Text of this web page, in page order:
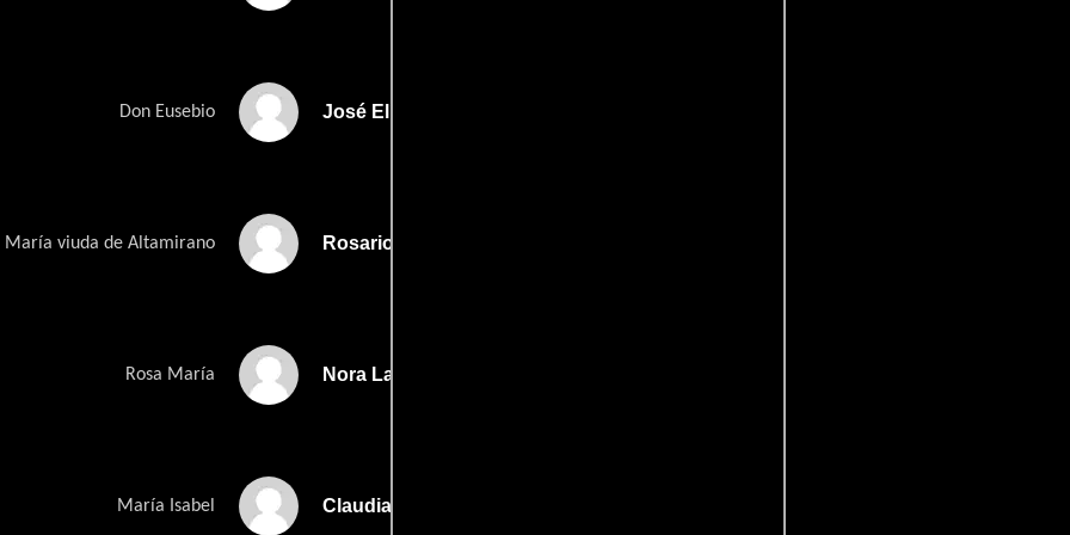
Don Eusebio José Elías Moreno
María viuda de Altamirano Rosario Gálvez
Rosa María Nora Larraga 'Karla'
María Isabel Claudia Islas